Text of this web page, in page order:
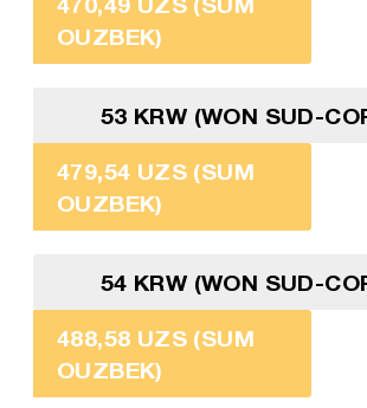
OUZBEK)
53 KRW (WON SUD-
479,54 UZS (SUM
OUZBEK)
54 KRW (WON SUD-
488,58 UZS (SUM
OUZBEK)